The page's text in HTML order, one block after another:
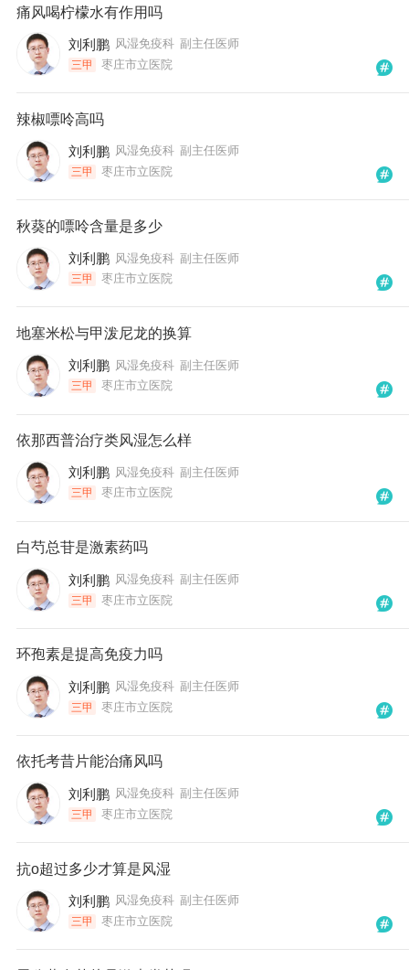
痛风喝柠檬水有作用吗
刘利鹏 风湿免疫科 副主任医师
三甲 枣庄市立医院
辣椒嘌呤高吗
刘利鹏 风湿免疫科 副主任医师
三甲 枣庄市立医院
秋葵的嘌呤含量是多少
刘利鹏 风湿免疫科 副主任医师
三甲 枣庄市立医院
地塞米松与甲泼尼龙的换算
刘利鹏 风湿免疫科 副主任医师
三甲 枣庄市立医院
依那西普治疗类风湿怎么样
刘利鹏 风湿免疫科 副主任医师
三甲 枣庄市立医院
白芍总苷是激素药吗
刘利鹏 风湿免疫科 副主任医师
三甲 枣庄市立医院
环孢素是提高免疫力吗
刘利鹏 风湿免疫科 副主任医师
三甲 枣庄市立医院
依托考昔片能治痛风吗
刘利鹏 风湿免疫科 副主任医师
三甲 枣庄市立医院
抗o超过多少才算是风湿
刘利鹏 风湿免疫科 副主任医师
三甲 枣庄市立医院